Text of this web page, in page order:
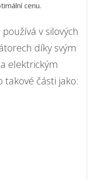
cenu.
v silových
díky svým
elektrickým
části jako: